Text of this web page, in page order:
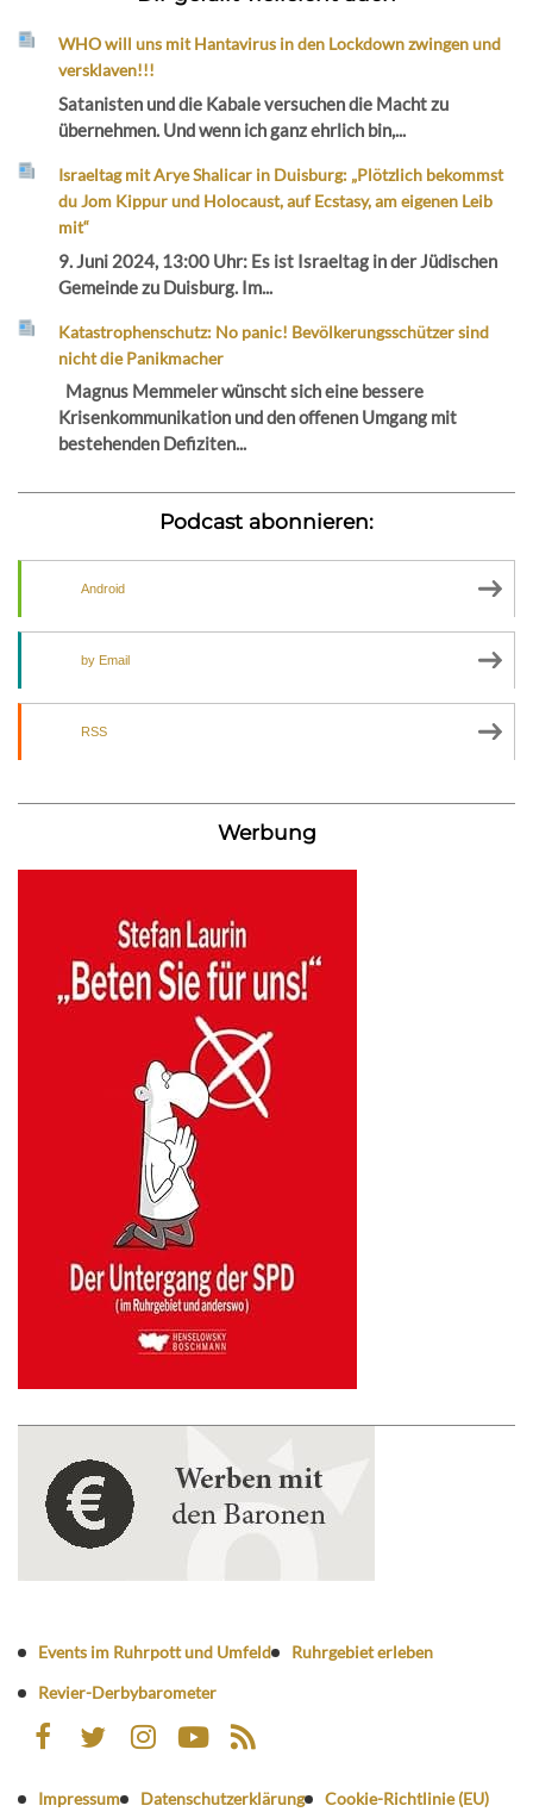
WHO will uns mit Hantavirus in den Lockdown zwingen und
versklaven!!!
Satanisten und die Kabale versuchen die Macht zu
übernehmen. Und wenn ich ganz ehrlich bin,...
Israeltag mit Arye Shalicar in Duisburg: „Plötzlich bekommst
du Jom Kippur und Holocaust, auf Ecstasy, am eigenen Leib
mit“
9. Juni 2024, 13:00 Uhr: Es ist Israeltag in der Jüdischen
Gemeinde zu Duisburg. Im...
Katastrophenschutz: No panic! Bevölkerungsschützer sind
nicht die Panikmacher
Magnus Memmeler wünscht sich eine bessere
Krisenkommunikation und den offenen Umgang mit
bestehenden Defiziten...
Podcast abonnieren:
Android
by Email
RSS
Werbung
Events im Ruhrpott und Umfeld
Ruhrgebiet erleben
Revier-Derbybarometer
Impressum Datenschutzerklärung Cookie-Richtlinie (EU)